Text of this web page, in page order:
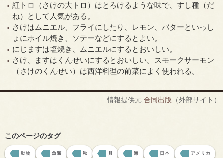
紅トロ（さけの大トロ）はとろけるような味で、すし種（だ
ね）として人気がある。
さけはムニエル、フライにしたり、レモン、バターといっし
ょにホイル焼き、ソテーなどにするとよい。
にじますは塩焼き、ムニエルにするとおいしい。
さけ、ますはくんせいにするとおいしい。スモークサーモン
（さけのくんせい）は西洋料理の前菜によく使われる。
情報提供元:合同出版 （外部サイト）
このページのタグ
動物 魚類 秋 川 海 日本 アメリカ